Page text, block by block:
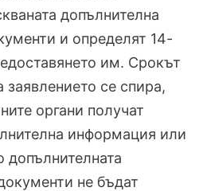
допълнителна
и определят 14-
им. Срокът
заявлението се спира,
органи получат
информация или
допълнителната
не бъдат